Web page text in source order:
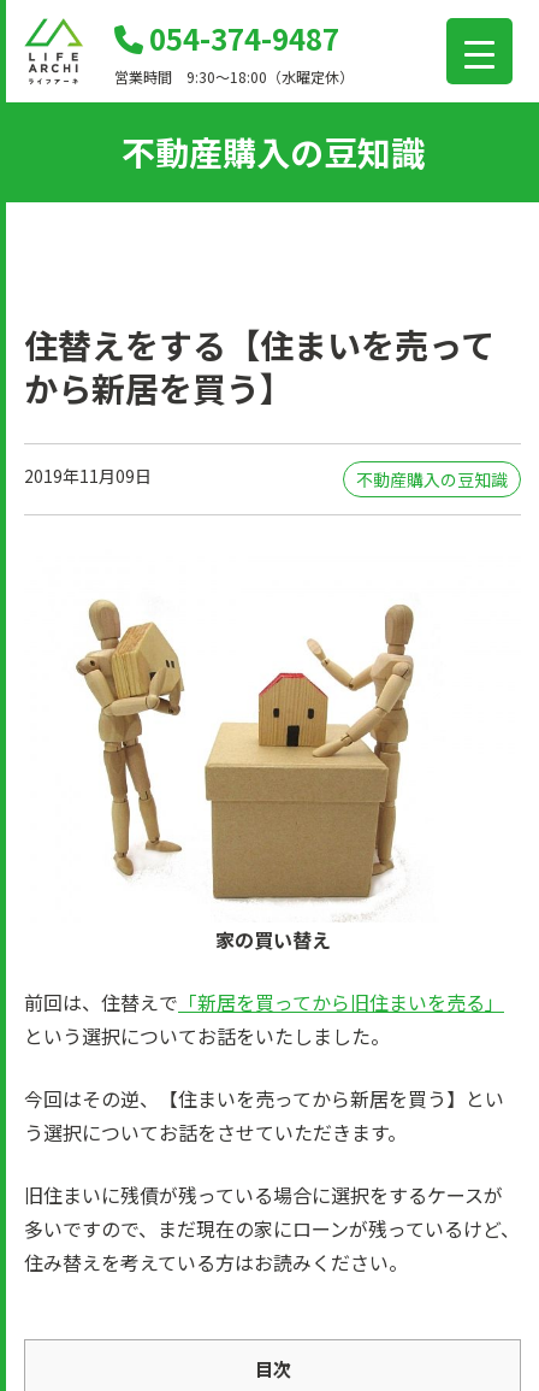
054-374-9487
営業時間 9:30～18:00（水曜定休）
不動産購入の豆知識
住替えをする【住まいを売って
から新居を買う】
2019年11月09日 不動産購入の豆知識
家の買い替え
前回は、住替えで 「新居を買ってから旧住まいを売る」
という選択についてお話をいたしました。
今回はその逆、【住まいを売ってから新居を買う】とい
う選択についてお話をさせていただきます。
旧住まいに残債が残っている場合に選択をするケースが
多いですので、まだ現在の家にローンが残っているけど、
住み替えを考えている方はお読みください。
目次